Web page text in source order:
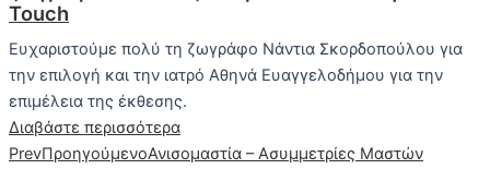
Touch
Ευχαριστούμε πολύ τη ζωγράφο Νάντια Σκορδοπούλου για
την επιλογή και την ιατρό Αθηνά Ευαγγελοδήμου για την
επιμέλεια της έκθεσης.
Διαβάστε περισσότερα
PrevΠροηγούμενοΑνισομαστία – Ασυμμετρίες Μαστών